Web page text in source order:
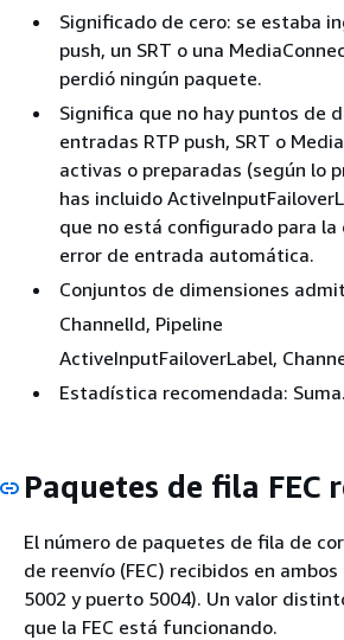
Significado de cero: se estaba
push, un SRT o una
perdió ningún paquete.
Significa que no hay puntos de
entradas RTP push, SRT o
activas o preparadas (según lo
has incluido
que no está configurado para
error de entrada automática.
Conjuntos de dimensiones
ChannelId, Pipeline
ActiveInputFailoverLabel,
Estadística recomendada: Suma.
Paquetes de fila FEC
El número de paquetes de fila de
de reenvío (FEC) recibidos en
5002 y puerto 5004). Un valor
que la FEC está funcionando.